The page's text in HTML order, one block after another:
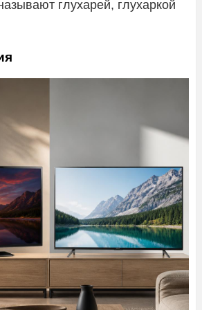
глухарей, глухаркой